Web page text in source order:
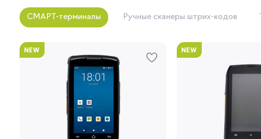
СМАРТ-терминалы Ручные сканеры штрих-кодов
NEW NEW